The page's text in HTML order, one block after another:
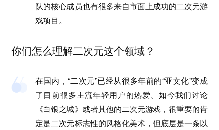
队的核心成员也有很多来自市面上成功的二次元游
戏项目。
你们怎么理解二次元这个领域？
在国内，“二次元”已经从很多年前的“亚文化”变成
了目前很多主流年轻用户的热爱。如今我们讨论
《白银之城》或者其他的二次元游戏，很重要的肯
定是二次元标志性的风格化美术，但底层是一条以